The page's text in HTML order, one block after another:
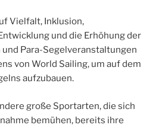
Vielfalt, Inklusion,
und die Erhöhung der
Para-Segelveranstaltungen
von World Sailing, um auf dem
aufzubauen.
große Sportarten, die sich
bemühen, bereits ihre